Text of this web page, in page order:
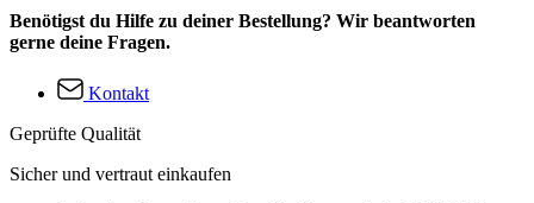
Benötigst du Hilfe zu deiner Bestellung? Wir beantworten
gerne deine Fragen.
Kontakt
Geprüfte Qualität
Sicher und vertraut einkaufen